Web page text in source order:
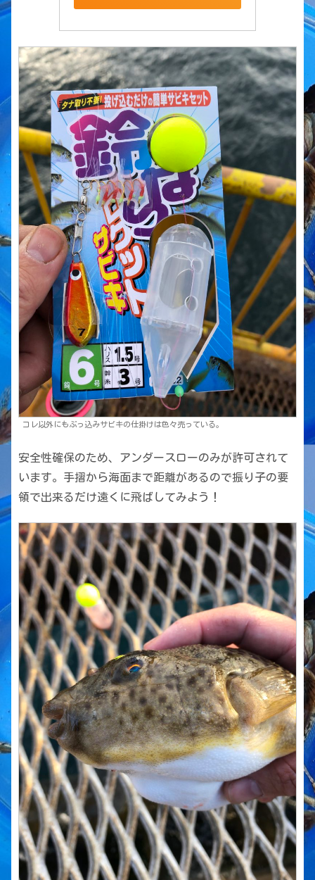
コレ以外にもぶっ込みサビキの仕掛けは色々売っている。
安全性確保のため、アンダースローのみが許可されて
います。手摺から海面まで距離があるので振り子の要
領で出来るだけ遠くに飛ばしてみよう！